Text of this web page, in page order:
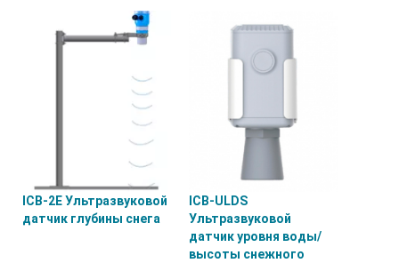
ICB-2E Ультразвуковой
датчик глубины снега
ICB-ULDS
Ультразвуковой
датчик уровня воды/
высоты снежного